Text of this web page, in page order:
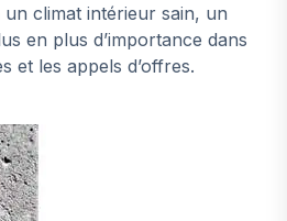
climat intérieur sain, un
en plus d’importance dans
et les appels d’offres.